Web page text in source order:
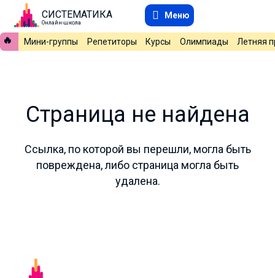
СИСТЕМАТИКА
Онлайн-школа
Меню
🔥 Мини-группы Репетиторы Курсы Олимпиады Летняя
Страница не найдена
Ссылка, по которой вы перешли, могла быть
повреждена, либо страница могла быть
удалена.